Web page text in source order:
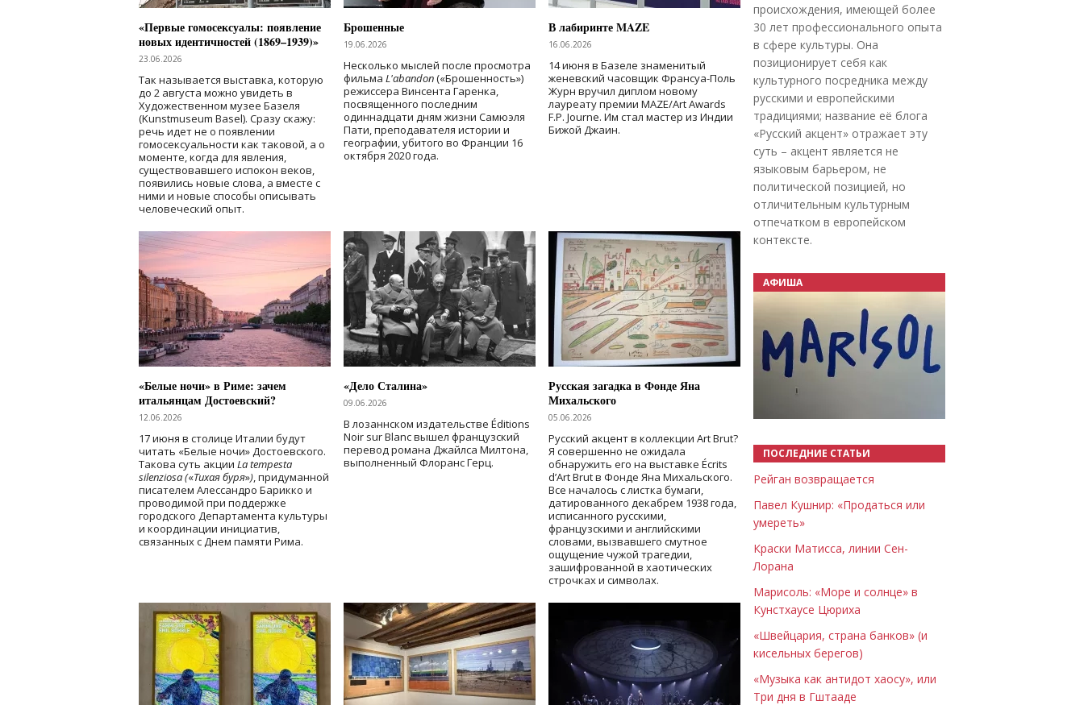
«Первые гомосексуалы: появление
новых идентичностей (1869–1939)»
23.06.2026
Так называется выставка, которую
до 2 августа можно увидеть в
Художественном музее Базеля
(Kunstmuseum Basel). Сразу скажу:
речь идет не о появлении
гомосексуальности как таковой, а о
моменте, когда для явления,
существовавшего испокон веков,
появились новые слова, а вместе с
ними и новые способы описывать
человеческий опыт.
Брошенные
19.06.2026
Несколько мыслей после просмотра
фильма L'abandon(«Брошенность»)
режиссера Винсента Гаренка,
посвященного последним
одиннадцати дням жизни Самюэля
Пати, преподавателя истории и
географии, убитого во Франции 16
октября 2020 года.
В лабиринте MAZE
16.06.2026
14 июня в Базеле знаменитый
женевский часовщик Франсуа-Поль
Журн вручил диплом новому
лауреату премии MAZE/Art Awards
F.P. Journe. Им стал мастер из Индии
Бижой Джаин.
«Белые ночи» в Риме: зачем
итальянцам Достоевский?
12.06.2026
17 июня в столице Италии будут
читать «Белые ночи» Достоевского.
Такова суть акции La tempesta
silenziosa («Тихая буря»), придуманной
писателем Алессандро Барикко и
проводимой при поддержке
городского Департамента культуры
и координации инициатив,
связанных с Днем памяти Рима.
«Дело Сталина»
09.06.2026
В лозаннском издательстве Éditions
Noir sur Blanc вышел французский
перевод романа Джайлса Милтона,
выполненный Флоранс Герц.
Русская загадка в Фонде Яна
Михальского
05.06.2026
Русский акцент в коллекции Art Brut?
Я совершенно не ожидала
обнаружить его на выставке Écrits
d’Art Brut в Фонде Яна Михальского.
Все началось с листка бумаги,
датированного декабрем 1938 года,
исписанного русскими,
французскими и английскими
словами, вызвавшего смутное
ощущение чужой трагедии,
зашифрованной в хаотических
строчках и символах.
происхождения, имеющей более
30 лет профессионального опыта
в сфере культуры. Она
позиционирует себя как
культурного посредника между
русскими и европейскими
традициями; название её блога
«Русский акцент» отражает эту
суть – акцент является не
языковым барьером, не
политической позицией, но
отличительным культурным
отпечатком в европейском
контексте.
АФИША
ПОСЛЕДНИЕ СТАТЬИ
Рейган возвращается
Павел Кушнир: «Продаться или
умереть»
Краски Матисса, линии Сен-
Лорана
Марисоль: «Море и солнце» в
Кунстхаусе Цюриха
«Швейцария, страна банков» (и
кисельных берегов)
«Музыка как антидот хаосу», или
Три дня в Гштааде